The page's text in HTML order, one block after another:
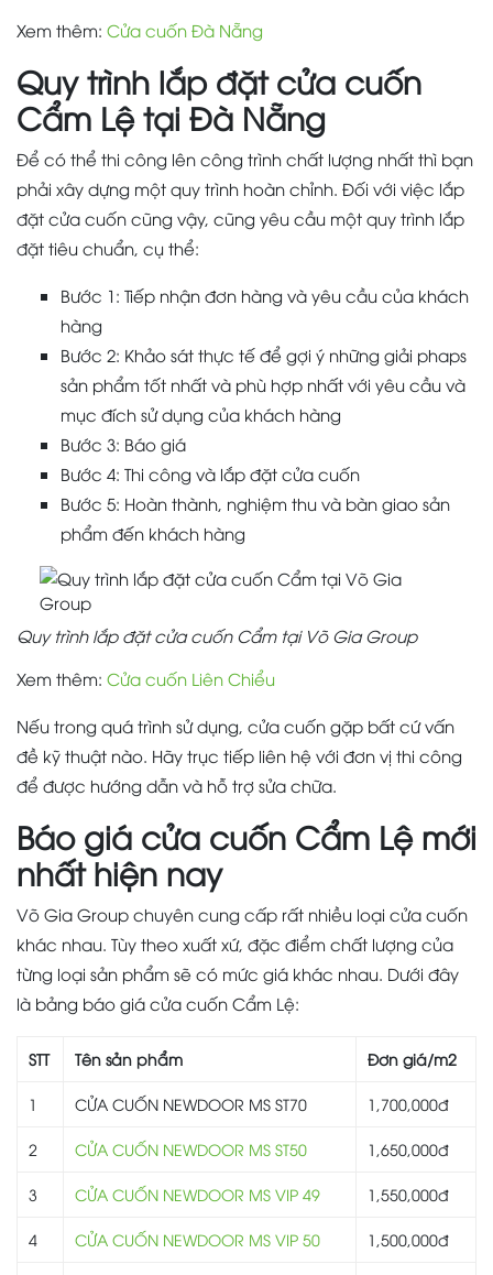
Xem thêm: Cửa cuốn Đà Nẵng
Quy trình lắp đặt cửa cuốn
Cẩm Lệ tại Đà Nẵng
Để có thể thi công lên công trình chất lượng nhất thì bạn
phải xây dựng một quy trình hoàn chỉnh. Đối với việc lắp
đặt cửa cuốn cũng vậy, cũng yêu cầu một quy trình lắp
đặt tiêu chuẩn, cụ thể:
Bước 1: Tiếp nhận đơn hàng và yêu cầu của khách
hàng
Bước 2: Khảo sát thực tế để gợi ý những giải phaps
sản phẩm tốt nhất và phù hợp nhất với yêu cầu và
mục đích sử dụng của khách hàng
Bước 3: Báo giá
Bước 4: Thi công và lắp đặt cửa cuốn
Bước 5: Hoàn thành, nghiệm thu và bàn giao sản
phẩm đến khách hàng
Quy trình lắp đặt cửa cuốn Cẩm tại Võ Gia Group
Xem thêm: Cửa cuốn Liên Chiểu
Nếu trong quá trình sử dụng, cửa cuốn gặp bất cứ vấn
đề kỹ thuật nào. Hãy trục tiếp liên hệ với đơn vị thi công
để được hướng dẫn và hỗ trợ sửa chữa.
Báo giá cửa cuốn Cẩm Lệ mới
nhất hiện nay
Võ Gia Group chuyên cung cấp rất nhiều loại cửa cuốn
khác nhau. Tùy theo xuất xứ, đặc điểm chất lượng của
từng loại sản phẩm sẽ có mức giá khác nhau. Dưới đây
là bảng báo giá cửa cuốn Cẩm Lệ:
STT Tên sản phẩm Đơn giá/m2
1 CỬA CUỐN NEWDOOR MS ST70 1,700,000đ
2 CỬA CUỐN NEWDOOR MS ST50 1,650,000đ
3 CỬA CUỐN NEWDOOR MS VIP 49 1,550,000đ
4 CỬA CUỐN NEWDOOR MS VIP 50 1,500,000đ